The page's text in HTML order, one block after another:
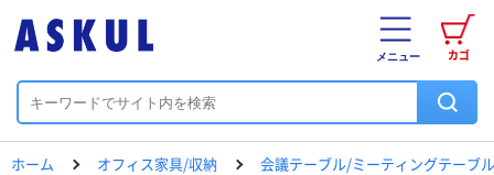
カゴ
メニュー
ホーム オフィス家具/収納 会議テーブル/ミーティングテーブル